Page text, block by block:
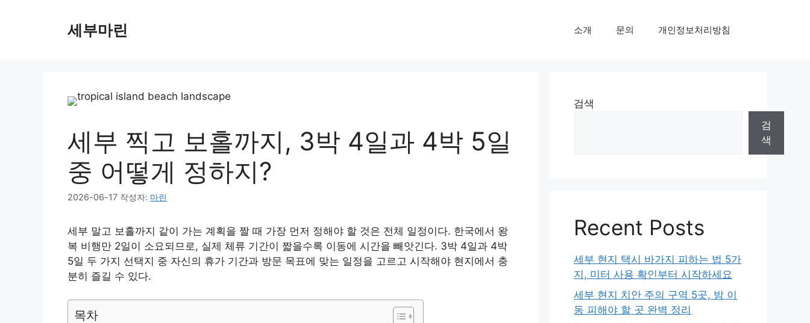
세부마린 소개 문의 개인정보처리방침
세부 찍고 보홀까지, 3박 4일과 4박 5일
중 어떻게 정하지?
2026-06-17 작성자: 마린
세부 말고 보홀까지 같이 가는 계획을 짤 때 가장 먼저 정해야 할 것은 전체 일정이다. 한국에서 왕
복 비행만 2일이 소요되므로, 실제 체류 기간이 짧을수록 이동에 시간을 빼앗긴다. 3박 4일과 4박
5일 두 가지 선택지 중 자신의 휴가 기간과 방문 목표에 맞는 일정을 고르고 시작해야 현지에서 충
분히 즐길 수 있다.
목차
검색
검
색
Recent Posts
세부 현지 택시 바가지 피하는 법 5가
지, 미터 사용 확인부터 시작하세요
세부 현지 치안 주의 구역 5곳, 밤 이
동 피해야 할 곳 완벽 정리